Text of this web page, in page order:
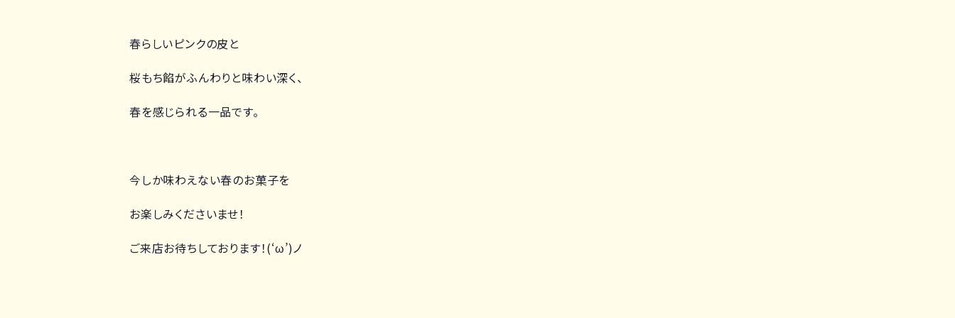
春らしいピンクの皮と
桜もち餡がふんわりと味わい深く、
春を感じられる一品です。
今しか味わえない春のお菓子を
お楽しみくださいませ！
ご来店お待ちしております！(‘ω’)ノ